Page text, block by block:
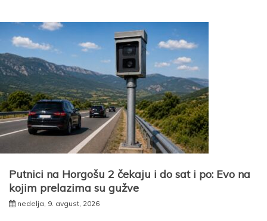
Putnici na Horgošu 2 čekaju i do sat i po: Evo na
kojim prelazima su gužve
nedelja, 9. avgust, 2026